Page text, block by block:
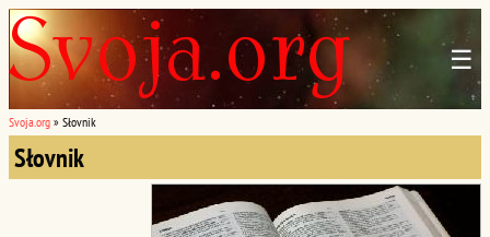
☰
Svoja.org » Słovnik
Słovnik